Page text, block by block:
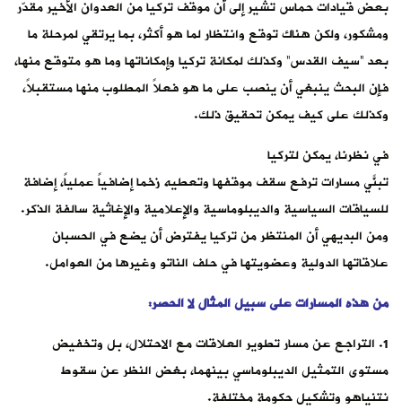
بعض قيادات حماس تشير إلى أن موقف تركيا من العدوان الأخير مقدّر
ومشكور، ولكن هناك توقع وانتظار لما هو أكثر، بما يرتقي لمرحلة ما
بعد “سيف القدس” وكذلك لمكانة تركيا وإمكاناتها وما هو متوقع منها،
فإن البحث ينبغي أن ينصب على ما هو فعلاً المطلوب منها مستقبلاً،
وكذلك على كيف يمكن تحقيق ذلك.
في نظرنا، يمكن لتركيا
تبنّي مسارات ترفع سقف موقفها وتعطيه زخماً إضافياً عملياً، إضافة
للسياقات السياسية والديبلوماسية والإعلامية والإغاثية سالفة الذكر.
ومن البديهي أن المنتظر من تركيا يفترض أن يضع في الحسبان
علاقاتها الدولية وعضويتها في حلف الناتو وغيرها من العوامل.
من هذه المسارات على سبيل المثال لا الحصر:
1. التراجع عن مسار تطوير العلاقات مع الاحتلال، بل وتخفيض
مستوى التمثيل الديبلوماسي بينهما، بغض النظر عن سقوط
نتنياهو وتشكيل حكومة مختلفة.